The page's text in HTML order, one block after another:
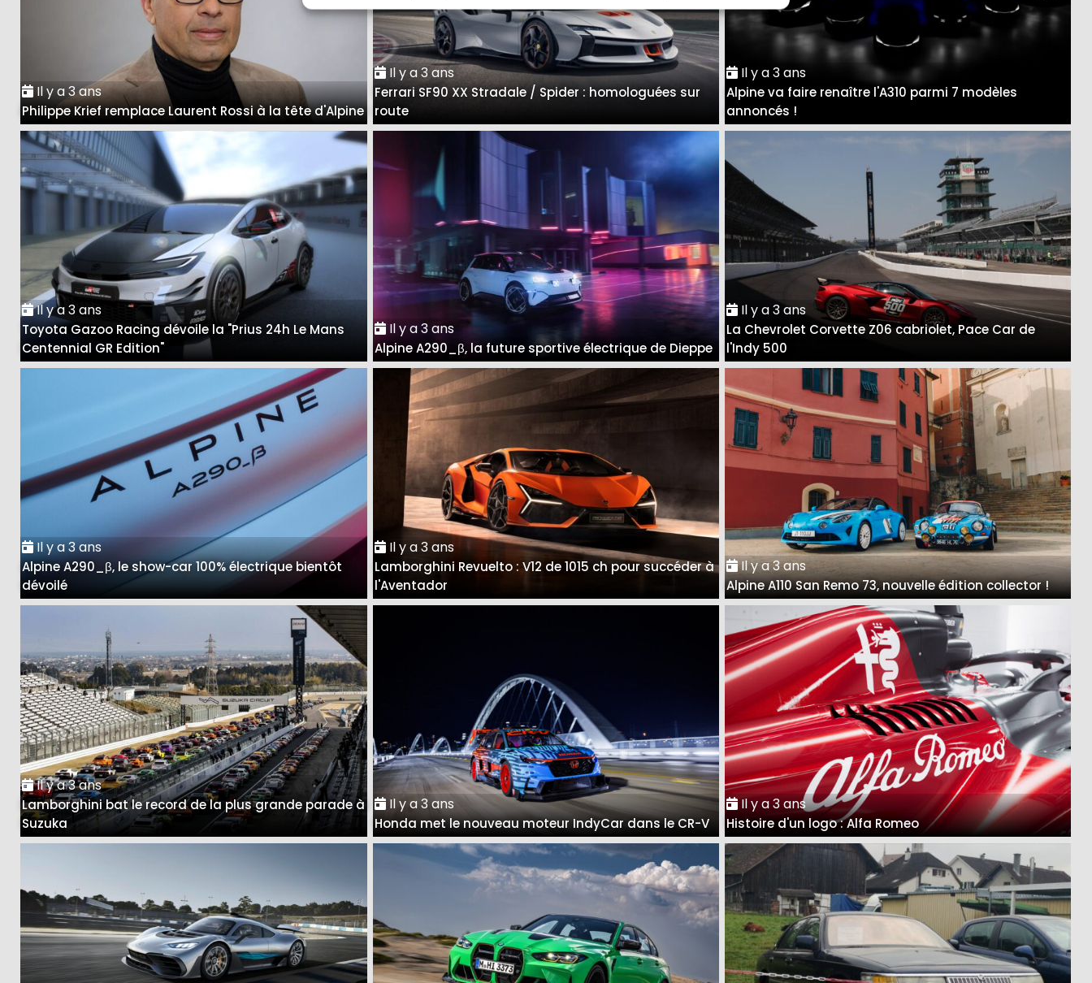
Il y a 3 ans
Philippe Krief remplace Laurent Rossi à la tête d'Alpine
Il y a 3 ans
Ferrari SF90 XX Stradale / Spider : homologuées sur
route
Il y a 3 ans
Alpine va faire renaître l'A310 parmi 7 modèles
annoncés !
Il y a 3 ans
Toyota Gazoo Racing dévoile la "Prius 24h Le Mans
Centennial GR Edition"
Il y a 3 ans
Alpine A290_β, la future sportive électrique de Dieppe
Il y a 3 ans
La Chevrolet Corvette Z06 cabriolet, Pace Car de
l'Indy 500
Il y a 3 ans
Alpine A290_β, le show-car 100% électrique bientôt
dévoilé
Il y a 3 ans
Lamborghini Revuelto : V12 de 1015 ch pour succéder à
l'Aventador
Il y a 3 ans
Alpine A110 San Remo 73, nouvelle édition collector !
Il y a 3 ans
Lamborghini bat le record de la plus grande parade à
Suzuka
Il y a 3 ans
Honda met le nouveau moteur IndyCar dans le CR-V
Il y a 3 ans
Histoire d'un logo : Alfa Romeo